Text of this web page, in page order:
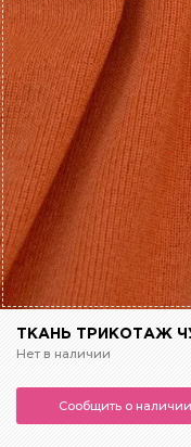
ТКАНЬ ТРИКОТАЖ
Нет в наличии
Сообщить о наличии